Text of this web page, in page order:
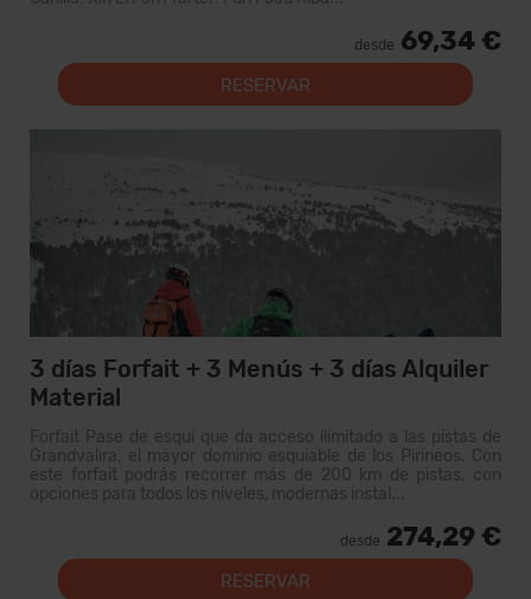
desde 69,34 €
RESERVAR
3 días Forfait + 3 Menús + 3 días Alquiler
Material
Forfait Pase de esquí que da acceso ilimitado a las pistas de
Grandvalira, el mayor dominio esquiable de los Pirineos. Con
este forfait podrás recorrer más de 200 km de pistas, con
opciones para todos los niveles, modernas instal...
desde 274,29 €
RESERVAR